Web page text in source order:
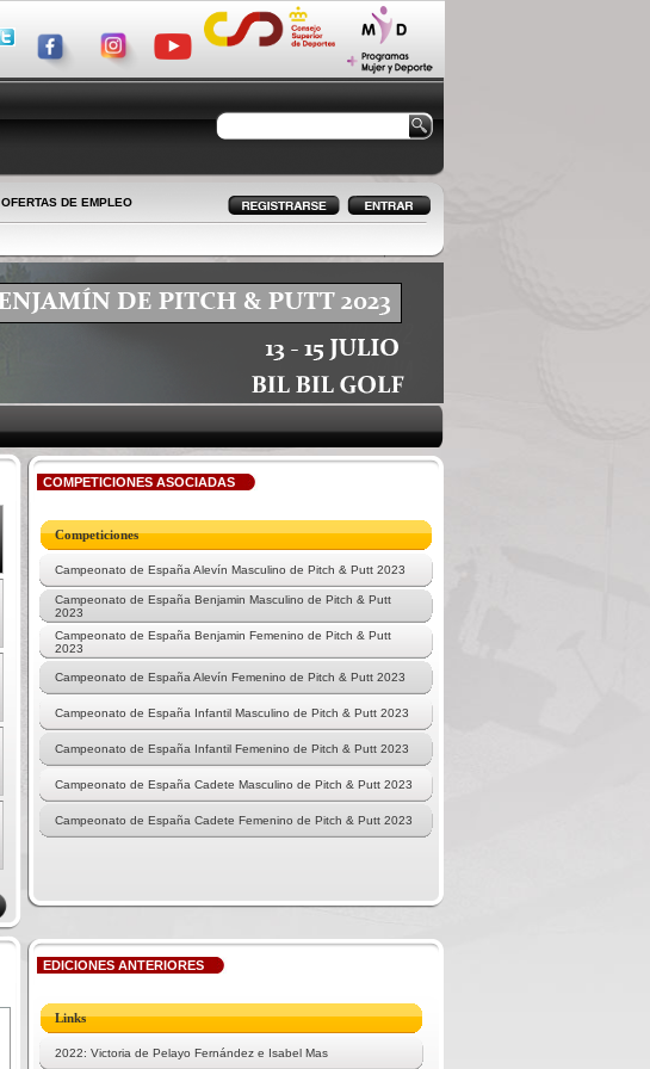
OFERTAS DE EMPLEO
COMPETICIONES ASOCIADAS
Competiciones
Campeonato de España Alevín Masculino de Pitch & Putt 2023
Campeonato de España Benjamin Masculino de Pitch & Putt
2023
Campeonato de España Benjamin Femenino de Pitch & Putt
2023
Campeonato de España Alevín Femenino de Pitch & Putt 2023
Campeonato de España Infantil Masculino de Pitch & Putt 2023
Campeonato de España Infantil Femenino de Pitch & Putt 2023
Campeonato de España Cadete Masculino de Pitch & Putt 2023
Campeonato de España Cadete Femenino de Pitch & Putt 2023
EDICIONES ANTERIORES
Links
2022: Victoria de Pelayo Fernández e Isabel Mas